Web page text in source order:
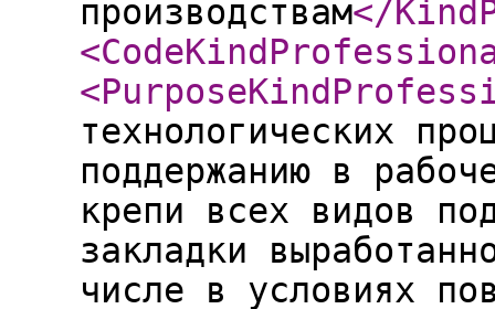
производствам</
технологических
поддержанию в
крепи всех видов
закладки
числе в условиях